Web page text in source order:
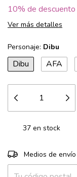
10% de descuento
Ver más detalles
Personaje: Dibu
Dibu AFA
37 en stock
Entregas para el CP:
Medios de envío